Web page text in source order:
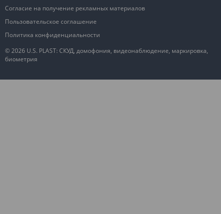
© 2026 U.S. PLAST: СКУД, домофония, видеонаблюдение, маркировка,
биометрия
Согласие на получение рекламных материалов
Пользовательское соглашение
Политика конфиденциальности